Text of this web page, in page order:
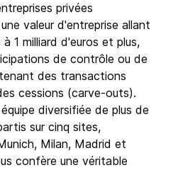
privées
valeur d'entreprise allant
1 milliard d'euros et plus,
de contrôle ou de
des transactions
cessions (carve-outs).
diversifiée de plus de
sur cinq sites,
Milan, Madrid et
confère une véritable